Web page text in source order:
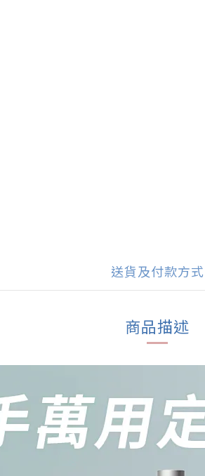
送貨及付款方式
商品描述